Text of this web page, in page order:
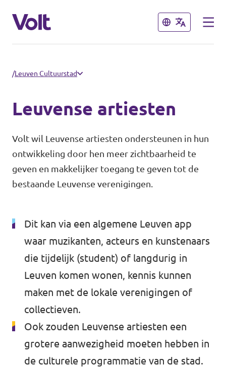
Sluiten
Kies een taal
Volt België
Volt België
Sluiten
Over Volt
Nieuws
Agenda
Steun Volt
/Leuven Cultuurstad
Leuvense artiesten
Volt wil Leuvense artiesten ondersteunen in hun
ontwikkeling door hen meer zichtbaarheid te
geven en makkelijker toegang te geven tot de
bestaande Leuvense verenigingen.
Dit kan via een algemene Leuven app
waar muzikanten, acteurs en kunstenaars
die tijdelijk (student) of langdurig in
Leuven komen wonen, kennis kunnen
maken met de lokale verenigingen of
collectieven.
Ook zouden Leuvense artiesten een
grotere aanwezigheid moeten hebben in
de culturele programmatie van de stad.